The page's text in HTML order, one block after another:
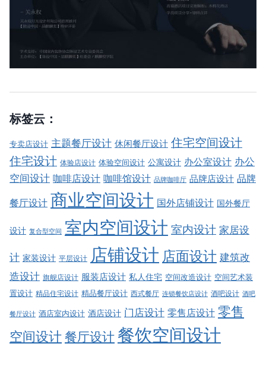
标签云：
专卖店设计 主题餐厅设计 休闲餐厅设计 住宅空间设计
住宅设计 体验店设计 体验空间设计 公寓设计 办公室设计 办公
空间设计 咖啡店设计 咖啡馆设计 品牌咖啡厅 品牌店设计 品牌
餐厅设计 商业空间设计 国外店铺设计 国外餐厅
设计 复合型空间 室内空间设计 室内设计 家居设
计 家装设计 平层设计 店铺设计 店面设计 建筑改
造设计 旗舰店设计 服装店设计 私人住宅 空间改造设计 空间艺术装
置设计 精品住宅设计 精品餐厅设计 西式餐厅 连锁餐饮店设计 酒吧设计 酒吧
餐厅设计 酒店室内设计 酒店设计 门店设计 零售店设计 零售
空间设计餐厅设计 餐饮空间设计